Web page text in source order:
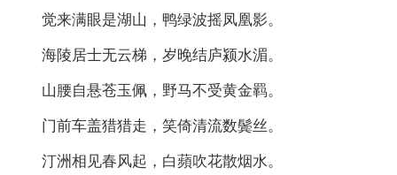
觉来满眼是湖山，鸭绿波摇凤凰影。
海陵居士无云梯，岁晚结庐颍水湄。
山腰自悬苍玉佩，野马不受黄金羁。
门前车盖猎猎走，笑倚清流数鬓丝。
汀洲相见春风起，白蘋吹花散烟水。